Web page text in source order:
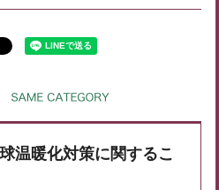
温暖化対策に関するこ